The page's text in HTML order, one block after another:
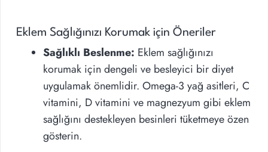
Eklem Sağlığınızı Korumak için Öneriler
Sağlıklı Beslenme: Eklem sağlığınızı
korumak için dengeli ve besleyici bir diyet
uygulamak önemlidir. Omega-3 yağ asitleri, C
vitamini, D vitamini ve magnezyum gibi eklem
sağlığını destekleyen besinleri tüketmeye özen
gösterin.